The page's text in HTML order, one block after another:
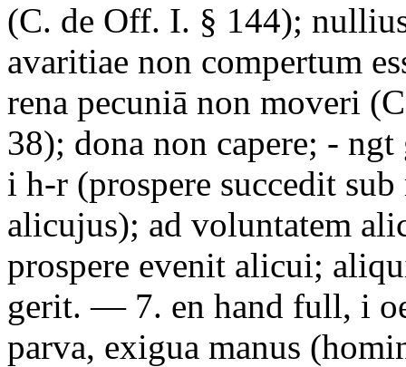
(C. de Off. I. § 144);
avaritiae non compertum
rena pecuniā non moveri
38); dona non capere; -
i h-r (prospere succedit sub
alicujus); ad voluntatem
prospere evenit alicui;
gerit. — 7. en hand full, i
parva, exigua manus